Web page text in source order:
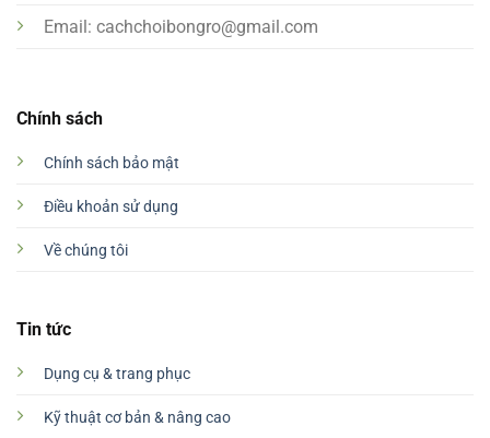
Chính sách
Chính sách bảo mật
Điều khoản sử dụng
Về chúng tôi
Tin tức
Dụng cụ & trang phục
Kỹ thuật cơ bản & nâng cao
Email: cachchoibongro@gmail.com